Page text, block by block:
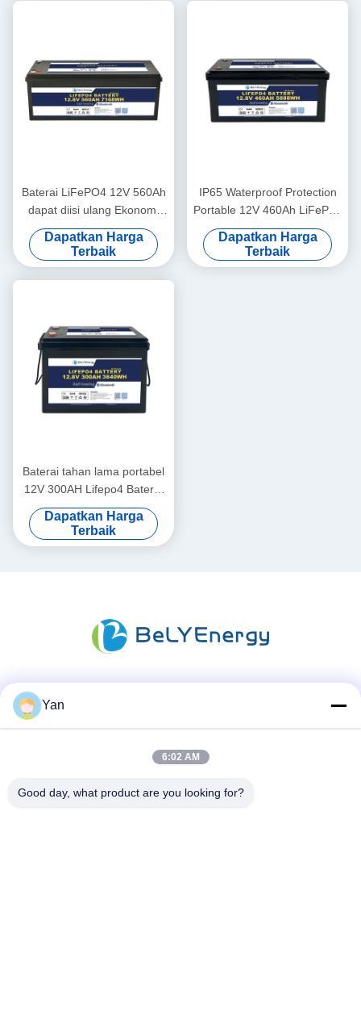
Baterai LiFePO4 12V 560Ah
dapat diisi ulang Ekonomi
5000 Siklus 12v Lifepo4
Baterai Paket
Dapatkan Harga
Terbaik
IP65 Waterproof Protection
Portable 12V 460Ah LiFePo4
Baterai Umur Panjang Untuk
Mobil
Dapatkan Harga
Terbaik
Baterai tahan lama portabel
12V 300AH Lifepo4 Baterai
Baru Kelas A Sel Hidup
siklus panjang
Dapatkan Harga
Terbaik
Yan
6:02 AM
Good day, what product are you looking for?